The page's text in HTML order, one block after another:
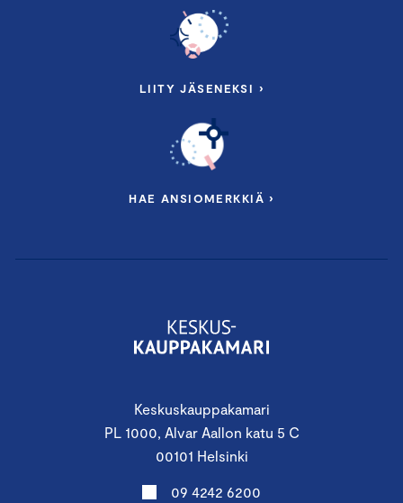
Keskuskauppakamari
PL 1000, Alvar Aallon katu 5 C
00101 Helsinki
09 4242 6200
LIITY JÄSENEKSI ›
HAE ANSIOMERKKIÄ ›